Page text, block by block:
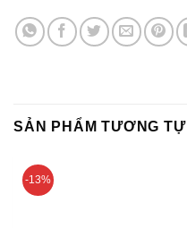
SẢN PHẨM TƯƠNG TỰ
-13%